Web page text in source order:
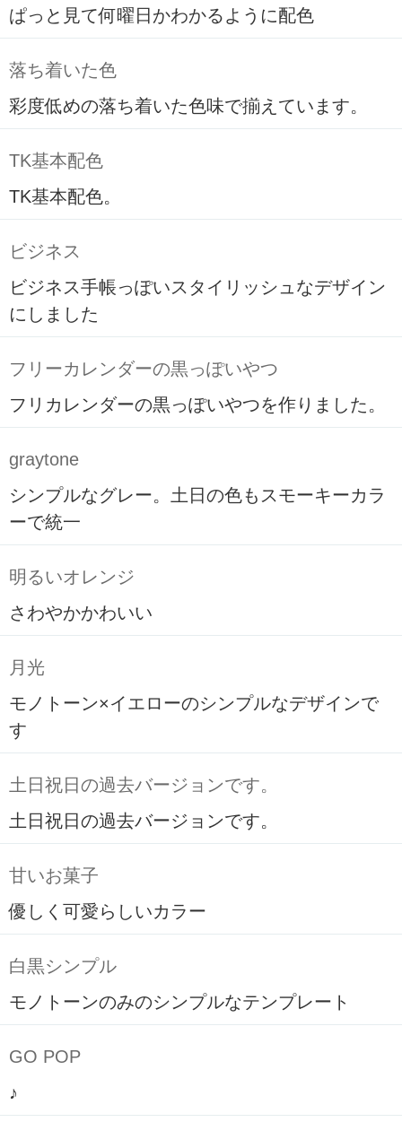
ぱっと見て何曜日かわかるように配色
落ち着いた色
彩度低めの落ち着いた色味で揃えています。
TK基本配色
TK基本配色。
ビジネス
ビジネス手帳っぽいスタイリッシュなデザイン
にしました
フリーカレンダーの黒っぽいやつ
フリカレンダーの黒っぽいやつを作りました。
graytone
シンプルなグレー。土日の色もスモーキーカラ
ーで統一
明るいオレンジ
さわやかかわいい
月光
モノトーン×イエローのシンプルなデザインで
す
土日祝日の過去バージョンです。
土日祝日の過去バージョンです。
甘いお菓子
優しく可愛らしいカラー
白黒シンプル
モノトーンのみのシンプルなテンプレート
GO POP
♪